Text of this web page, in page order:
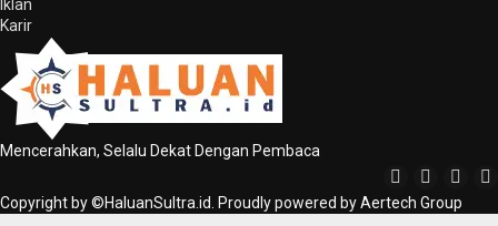
Iklan
Karir
Mencerahkan, Selalu Dekat Dengan Pembaca
Copyright by ©HaluanSultra.id. Proudly powered by Aertech Group